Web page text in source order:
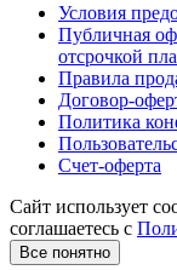
Условия
Публичная
отсрочкой
Правила
Договор-
Политика
Счет-оферта
Сайт использует
соглашаетесь c
Все понятно